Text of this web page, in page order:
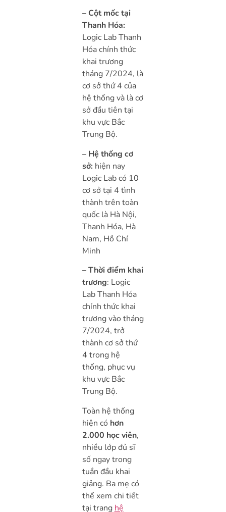
– Cột mốc tại
Thanh Hóa:
Logic Lab Thanh
Hóa chính thức
khai trương
tháng 7/2024, là
cơ sở thứ 4 của
hệ thống và là cơ
sở đầu tiên tại
khu vực Bắc
Trung Bộ.
– Hệ thống cơ
sở:hiện nay
Logic Lab có 10
cơ sở tại 4 tình
thành trên toàn
quốc là Hà Nội,
Thanh Hóa, Hà
Nam, Hồ Chí
Minh
– Thời điểm khai
trương: Logic
Lab Thanh Hóa
chính thức khai
trương vào tháng
7/2024, trở
thành cơ sở thứ
4 trong hệ
thống, phục vụ
khu vực Bắc
Trung Bộ.
Toàn hệ thống
hiện có hơn
2.000 học viên,
nhiều lớp đủ sĩ
số ngay trong
tuần đầu khai
giảng. Ba mẹ có
thể xem chi tiết
tại trang hệ